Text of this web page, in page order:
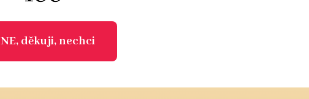
NE, děkuji, nechci